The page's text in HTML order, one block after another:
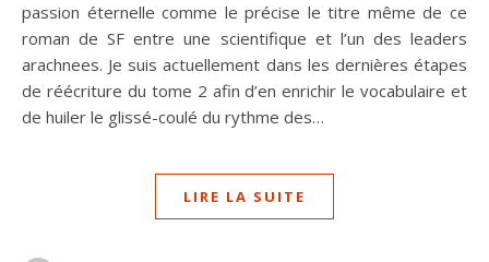
passion éternelle comme le précise le titre même de ce
roman de SF entre une scientifique et l’un des leaders
arachnees. Je suis actuellement dans les dernières étapes
de réécriture du tome 2 afin d’en enrichir le vocabulaire et
de huiler le glissé-coulé du rythme des…
LIRE LA SUITE